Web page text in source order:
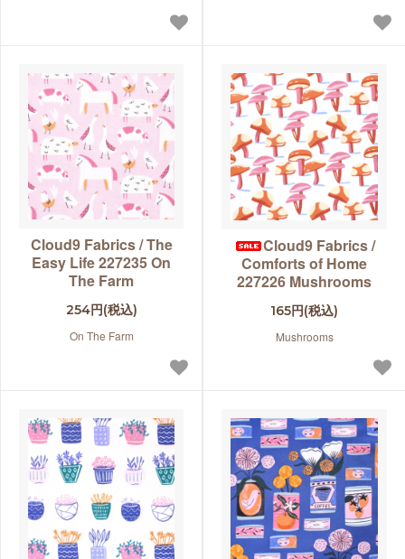
Cloud9 Fabrics / The
Easy Life 227235 On
The Farm
254円(税込)
On The Farm
Cloud9 Fabrics /
Comforts of Home
227226 Mushrooms
165円(税込)
Mushrooms